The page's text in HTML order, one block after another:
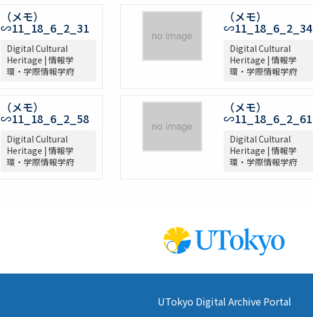
（メモ）
∽11_18_6_2_31
Digital Cultural
Heritage | 情報学
環・学際情報学府
（メモ）
∽11_18_6_2_34
Digital Cultural
Heritage | 情報学
環・学際情報学府
（メモ）
∽11_18_6_2_58
Digital Cultural
Heritage | 情報学
環・学際情報学府
（メモ）
∽11_18_6_2_61
Digital Cultural
Heritage | 情報学
環・学際情報学府
UTokyo Digital Archive Portal